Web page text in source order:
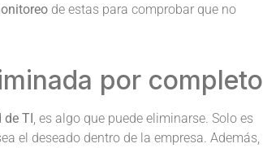
de estas para comprobar que no
por completo
de TI , es algo que puede eliminarse. Solo es
el deseado dentro de la empresa. Además,